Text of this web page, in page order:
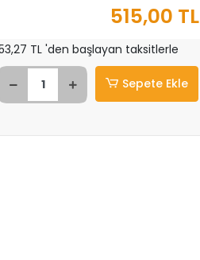
515,00 TL
TL 'den başlayan taksitlerle
Sepete Ekle